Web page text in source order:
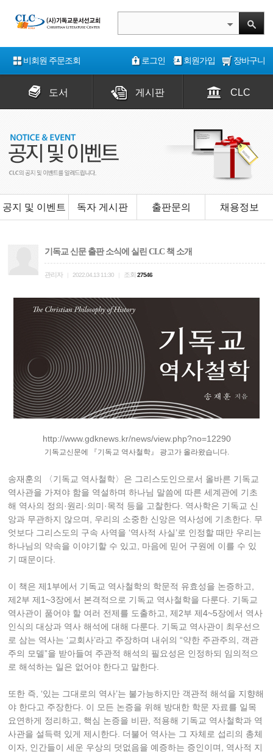
비회원 주문조회 로그인 회원가입 장바구니
도서 게시판 CLC
공지 및 이벤트 독자 게시판 출판문의 채용정보
기독교 신문 출판 소식에 실린 CLC 책 소개
관리자 2022.04.13 11:30 조회 27546
http://www.gdknews.kr/news/view.php?no=12290
기독교신문에 『기독교 역사철학』 광고가 올라왔습니다.
송재훈의 〈기독교 역사철학〉은 그리스도인으로서 올바른 기독교
역사관을 가져야 함을 역설하며 하나님 말씀에 따른 세계관에 기초
해 역사의 정의·원리·의미·목적 등을 고찰한다. 역사학은 기독교 신
앙과 무관하지 않으며, 우리의 소중한 신앙은 역사성에 기초한다. 무
엇보다 그리스도의 구속 사역을 ‘역사적 사실’로 인정할 때만 우리는
하나님의 약속을 이야기할 수 있고, 마음에 믿어 구원에 이를 수 있
기 때문이다.
이 책은 제1부에서 기독교 역사철학의 학문적 유효성을 논증하고,
제2부 제1~3장에서 본격적으로 기독교 역사철학을 다룬다. 기독교
역사관이 품어야 할 여러 전제를 도출하고, 제2부 제4~5장에서 역사
인식의 대상과 역사 해석에 대해 다룬다. 기독교 역사관이 최우선으
로 삼는 역사는 ‘교회사’라고 주장하며 내쉬의 “약한 주관주의, 객관
주의 모델”을 받아들여 주관적 해석의 필요성은 인정하되 임의적으
로 해석하는 일은 없어야 한다고 말한다.
또한 즉, ‘있는 그대로의 역사’는 불가능하지만 객관적 해석을 지향해
야 한다고 주장한다. 이 모든 논증을 위해 방대한 학문 자료를 일목
요연하게 정리하고, 핵심 논증을 비판, 적용해 기독교 역사철학과 역
사관을 설득력 있게 제시한다. 더불어 역사는 그 자체로 섭리의 총체
이자, 인간들이 세운 우상의 덧없음을 예증하는 증인이며, 역사적 지